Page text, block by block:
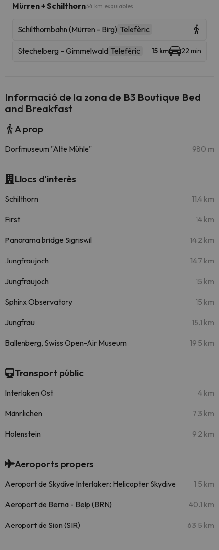
Mürren + Schilthorn54 km esquiables
Schilthornbahn (Mürren - Birg) Telefèric
Stechelberg – Gimmelwald Telefèric 15 km 22 min
Informació de la zona de B3 Boutique Bed
and Breakfast
A prop
Dorfmuseum "Alte Mühle" 980 m
Llocs d'interès
Schilthorn 11.4 km
First 14 km
Panorama bridge Sigriswil 14.2 km
Jungfraujoch 14.7 km
Jungfraujoch 15 km
Sphinx Observatory 15 km
Jungfrau 15.1 km
Ballenberg, Swiss Open-Air Museum 19.5 km
Transport públic
Interlaken Ost 4 km
Männlichen 7.3 km
Holenstein 9.2 km
Aeroports propers
Aeroport de Skydive Interlaken: Helicopter Skydive 1.5 km
Aeroport de Berna - Belp (BRN) 40.1 km
Aeroport de Sion (SIR) 63.5 km